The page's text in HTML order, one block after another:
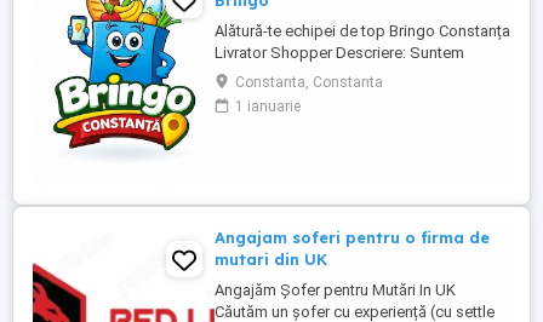
Alătură-te echipei de top Bringo Constanța
Livrator Shopper Descriere: Suntem
echipa de top Bringo din Constanța,
fruntași la număr de comenzi, target-uri
atinse și tips-uri primite de la clienți. Acum
Constanta, Constanta
1 ianuarie
Angajam soferi pentru o firma de
mutari din UK
Angajăm Șofer pentru Mutări In UK
Căutăm un șofer cu experiență (cu settle